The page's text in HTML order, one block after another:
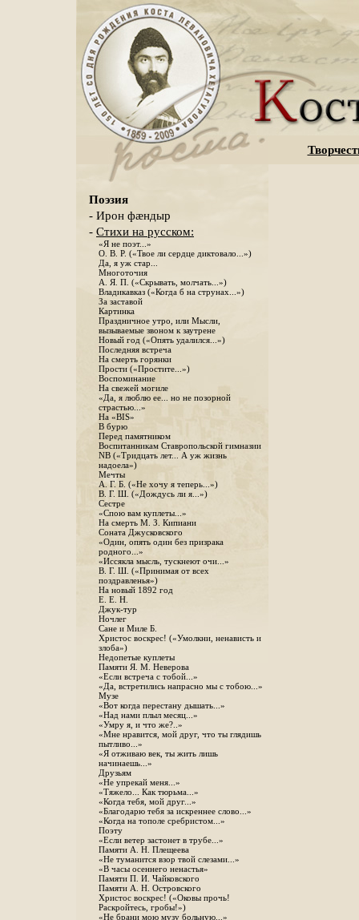
Поэзия
- Ирон фæндыр
- Стихи на русском:
«Я не поэт...»
О. В. Р. («Твое ли сердце диктовало...»)
Да, я уж стар...
Многоточия
А. Я. П. («Скрывать, молчать...»)
Владикавказ («Когда б на струнах...»)
За заставой
Картинка
Праздничное утро, или Мысли,
вызываемые звоном к заутрене
Новый год («Опять удалился...»)
Последняя встреча
На смерть горянки
Прости («Простите...»)
Воспоминание
На свежей могиле
«Да, я люблю ее... но не позорной
страстью...»
На «BIS»
В бурю
Перед памятником
Воспитанникам Ставропольской гимназии
NB («Тридцать лет... А уж жизнь
надоела»)
Мечты
А. Г. Б. («Не хочу я теперь...»)
В. Г. Ш. («Дождусь ли я...»)
Сестре
«Спою вам куплеты...»
На смерть М. З. Кипиани
Соната Джусковского
«Один, опять один без призрака
родного...»
«Иссякла мысль, тускнеют очи...»
В. Г. Ш. («Принимая от всех
поздравленья»)
На новый 1892 год
Е. Е. Н.
Джук-тур
Ночлег
Сане и Миле Б.
Христос воскрес! («Умолкни, ненависть и
злоба»)
Недопетые куплеты
Памяти Я. М. Неверова
«Если встреча с тобой...»
«Да, встретились напрасно мы с тобою...»
Музе
«Вот когда перестану дышать...»
«Над нами плыл месяц...»
«Умру я, и что же?..»
«Мне нравится, мой друг, что ты глядишь
пытливо...»
«Я отживаю век, ты жить лишь
начинаешь...»
Друзьям
«Не упрекай меня...»
«Тяжело... Как тюрьма...»
«Когда тебя, мой друг...»
«Благодарю тебя за искреннее слово...»
«Когда на тополе сребристом...»
Поэту
«Если ветер застонет в трубе...»
Памяти А. Н. Плещеева
«Не туманится взор твой слезами...»
«В часы осеннего ненастья»
Памяти П. И. Чайковского
Памяти А. Н. Островского
Христос воскрес! («Оковы прочь!
Раскройтесь, гробы!»)
«Не брани мою музу больную...»